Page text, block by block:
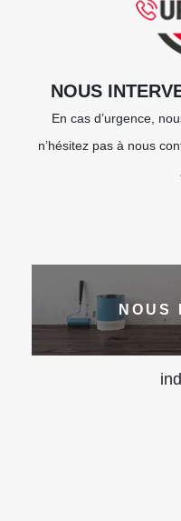
NOUS
En cas d’urgence,
n’hésitez pas à nous
NOUS